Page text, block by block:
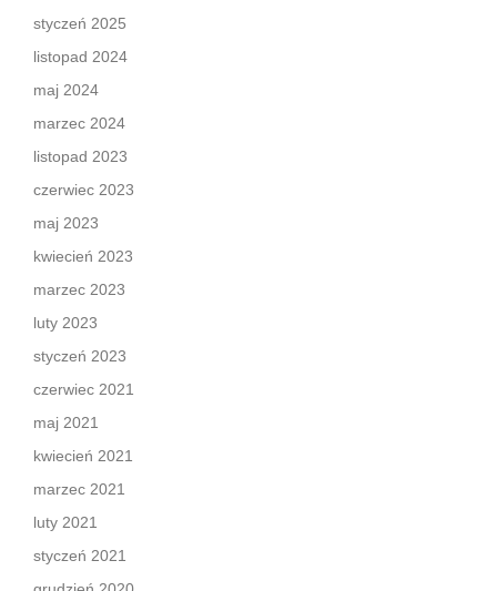
styczeń 2025
listopad 2024
maj 2024
marzec 2024
listopad 2023
czerwiec 2023
maj 2023
kwiecień 2023
marzec 2023
luty 2023
styczeń 2023
czerwiec 2021
maj 2021
kwiecień 2021
marzec 2021
luty 2021
styczeń 2021